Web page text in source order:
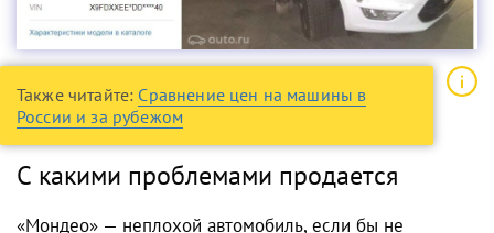
Также читайте: Сравнение цен на машины в
России и за рубежом
С какими проблемами продается
«Мондео» — неплохой автомобиль, если бы не